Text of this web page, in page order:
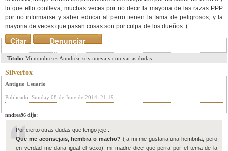
lo que ello conlleva, muchas veces por no decir la mayoria de las razas PPP
por no informarse y saber educar al perro tienen la fama de peligrosos, y la
mayoria de veces que pasan cosas son por culpa de los dueños :(
Denunciar
mensaje
Citar
Titulo: Mi nombre es Anndrea, soy nueva y con varias dudas
Silverfox
Antiguo Usuario
Publicado: Sunday 08 de June de 2014, 21:19
nndrea96 dijo:
Por cierto otras dudas que tengo jeje :
Que me aconsejais, hembra o macho? ( a mi me gustaria una hembrita, pero
en verdad me daria igual el sexo), mi madre dice que perra por el tema de la